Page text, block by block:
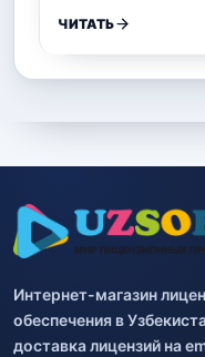
ЧИТАТЬ
Интернет-магазин
обеспечения в
доставка лицензий на